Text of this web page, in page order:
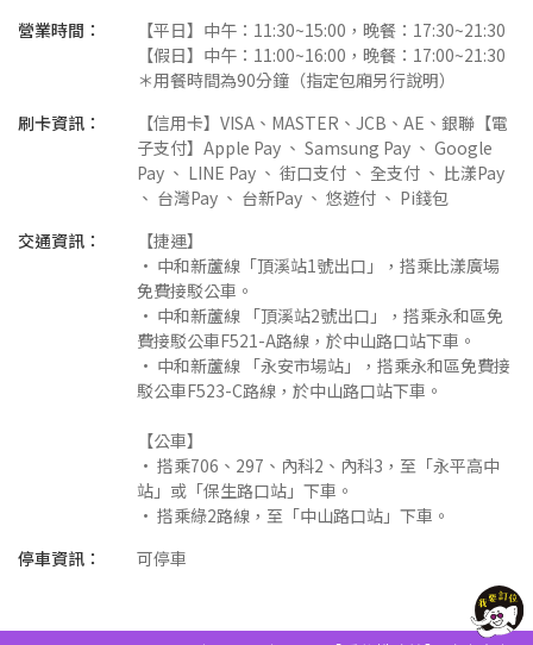
營業時間：
【平日】中午：11:30~15:00，晚餐：17:30~21:30
【假日】中午：11:00~16:00，晚餐：17:00~21:30
＊用餐時間為90分鐘（指定包廂另行說明）
刷卡資訊：
【信用卡】VISA、MASTER、JCB、AE、銀聯【電
子支付】Apple Pay 、 Samsung Pay 、 Google
Pay 、 LINE Pay 、 街口支付 、 全支付 、 比漾Pay
、 台灣Pay 、 台新Pay 、 悠遊付 、 Pi錢包
交通資訊：
【捷運】
• 中和新蘆線「頂溪站1號出口」，搭乘比漾廣場
免費接駁公車。
• 中和新蘆線 「頂溪站2號出口」，搭乘永和區免
費接駁公車F521-A路線，於中山路口站下車。
• 中和新蘆線 「永安市場站」，搭乘永和區免費接
駁公車F523-C路線，於中山路口站下車。
【公車】
• 搭乘706、297、內科2、內科3，至「永平高中
站」或「保生路口站」下車。
• 搭乘綠2路線，至「中山路口站」下車。
停車資訊：
可停車